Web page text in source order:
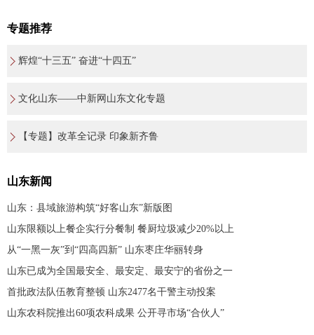
专题推荐
辉煌“十三五” 奋进“十四五”
文化山东——中新网山东文化专题
【专题】改革全记录 印象新齐鲁
山东新闻
山东：县域旅游构筑“好客山东”新版图
山东限额以上餐企实行分餐制 餐厨垃圾减少20%以上
从“一黑一灰”到“四高四新” 山东枣庄华丽转身
山东已成为全国最安全、最安定、最安宁的省份之一
首批政法队伍教育整顿 山东2477名干警主动投案
山东农科院推出60项农科成果 公开寻市场“合伙人”